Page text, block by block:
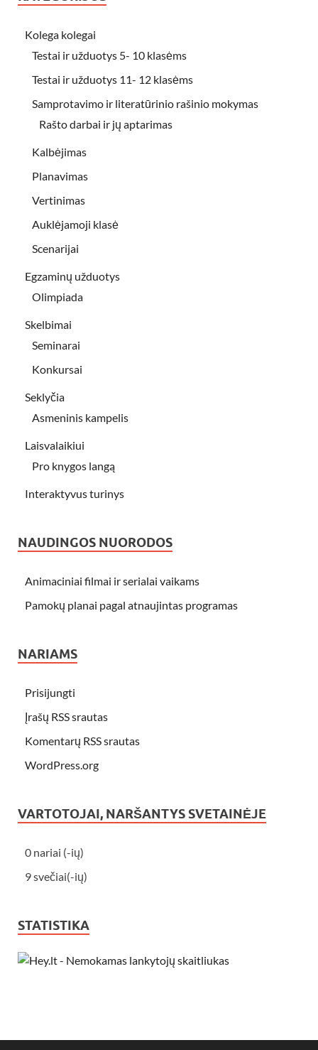
Kolega kolegai
Testai ir užduotys 5- 10 klasėms
Testai ir užduotys 11- 12 klasėms
Samprotavimo ir literatūrinio rašinio mokymas
Rašto darbai ir jų aptarimas
Kalbėjimas
Planavimas
Vertinimas
Auklėjamoji klasė
Scenarijai
Egzaminų užduotys
Olimpiada
Skelbimai
Seminarai
Konkursai
Seklyčia
Asmeninis kampelis
Laisvalaikiui
Pro knygos langą
Interaktyvus turinys
NAUDINGOS NUORODOS
Animaciniai filmai ir serialai vaikams
Pamokų planai pagal atnaujintas programas
NARIAMS
Prisijungti
Įrašų RSS srautas
Komentarų RSS srautas
WordPress.org
VARTOTOJAI, NARŠANTYS SVETAINĖJE
0 nariai (-ių)
9 svečiai(-ių)
STATISTIKA